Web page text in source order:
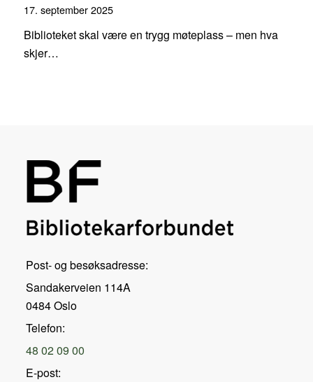
17. september 2025
Biblioteket skal være en trygg møteplass – men hva
skjer…
Post- og besøksadresse:
Sandakerveien 114A
0484 Oslo
Telefon:
48 02 09 00
E-post: